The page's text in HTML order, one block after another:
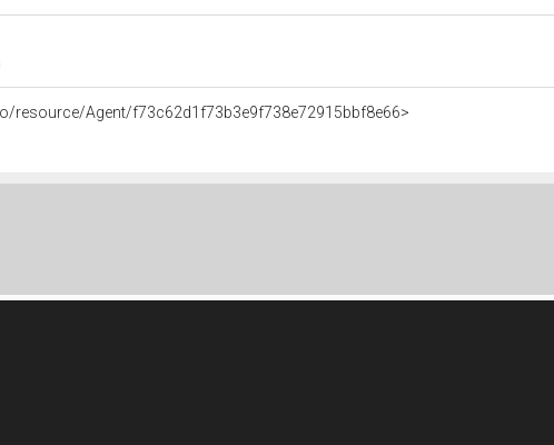
resource/Agent/f73c62d1f73b3e9f738e72915bbf8e66>